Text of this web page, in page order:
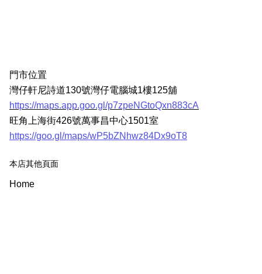
門市位置
灣仔軒尼詩道130號灣仔電腦城1樓125舖
https://maps.app.goo.gl/p7zpeNGtoQxn883cA
旺角上海街426號萬事昌中心1501室
https://goo.gl/maps/wP5bZNhwz84Dx9oT8
本店其他頁面
Home